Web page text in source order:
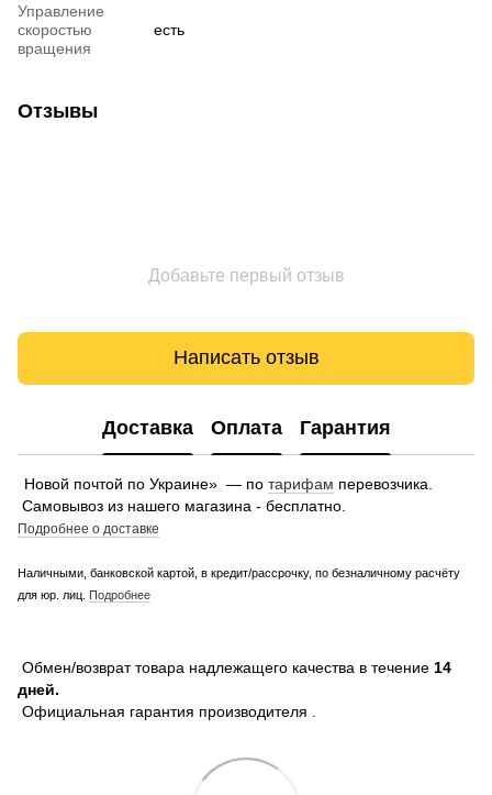
Управление
скоростью
вращения
есть
Отзывы
Добавьте первый отзыв
Написать отзыв
Доставка Оплата Гарантия
Новой почтой по Украине» — по тарифам перевозчика.
Самовывоз из нашего магазина - бесплатно.
Подробнее о доставке
Наличными, банковской картой, в кредит/рассрочку, по безналичному расчёту
для юр. лиц. Подробнее
Обмен/возврат товара надлежащего качества в течение 14
дней.
Официальная гарантия производителя .